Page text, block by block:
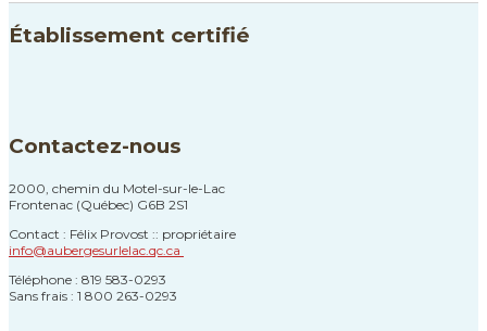
Établissement certifié
Contactez-nous
2000, chemin du Motel-sur-le-Lac
Frontenac (Québec) G6B 2S1
Contact : Félix Provost :: propriétaire
info@aubergesurlelac.qc.ca
Téléphone : 819 583-0293
Sans frais : 1 800 263-0293